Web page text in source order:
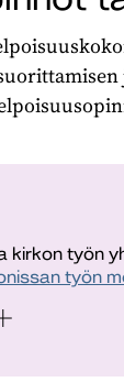
kirkon työn
työn